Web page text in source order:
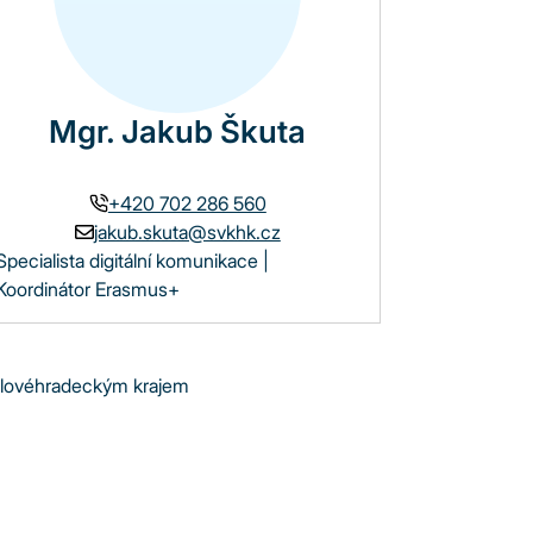
Mgr. Jakub Škuta
+420 702 286 560
jakub.skuta@svkhk.cz
digitální komunikace |
Erasmus+
krajem